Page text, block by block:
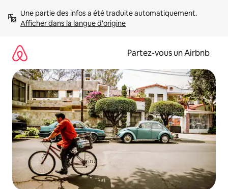
directement
Afficher dans la langue d'origine
Partez-vous un Airbnb